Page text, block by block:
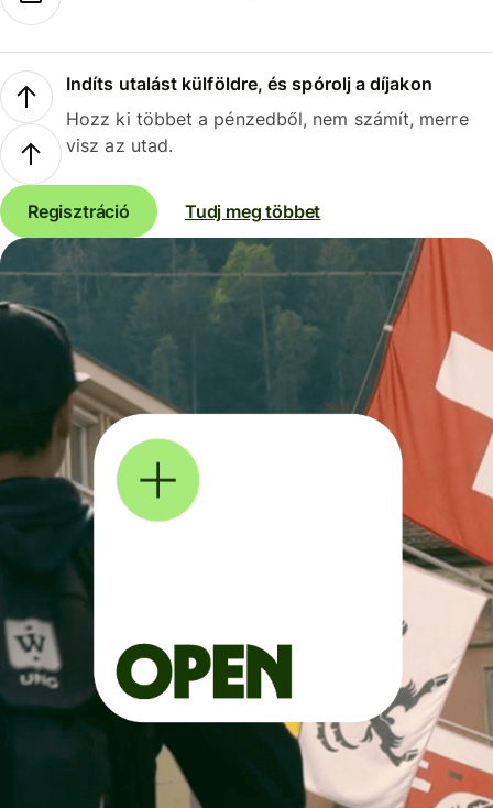
Indíts utalást külföldre, és spórolj a díjakon
Hozz ki többet a pénzedből, nem számít, merre
visz az utad.
Regisztráció Tudj meg többet